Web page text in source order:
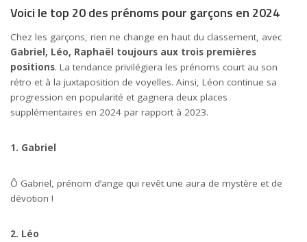
Voici le top 20 des prénoms pour garçons en 2024
Chez les garçons, rien ne change en haut du classement, avec
Gabriel, Léo, Raphaël toujours aux trois premières
positions. La tendance privilégiera les prénoms court au son
rétro et à la juxtaposition de voyelles. Ainsi, Léon continue sa
progression en popularité et gagnera deux places
supplémentaires en 2024 par rapport à 2023.
1. Gabriel
Ô Gabriel, prénom d’ange qui revêt une aura de mystère et de
dévotion !
2. Léo